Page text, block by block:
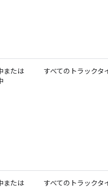
または
すべてのトラックタ
または すべてのトラックタ